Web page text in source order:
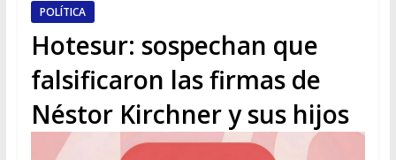
POLÍTICA
Hotesur: sospechan que
falsificaron las firmas de
Néstor Kirchner y sus hijos